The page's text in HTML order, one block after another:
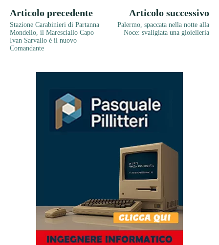
Articolo precedente
Stazione Carabinieri di Partanna
Mondello, il Maresciallo Capo
Ivan Sarvallo è il nuovo
Comandante
Articolo successivo
Palermo, spaccata nella notte alla
Noce: svaligiata una gioielleria